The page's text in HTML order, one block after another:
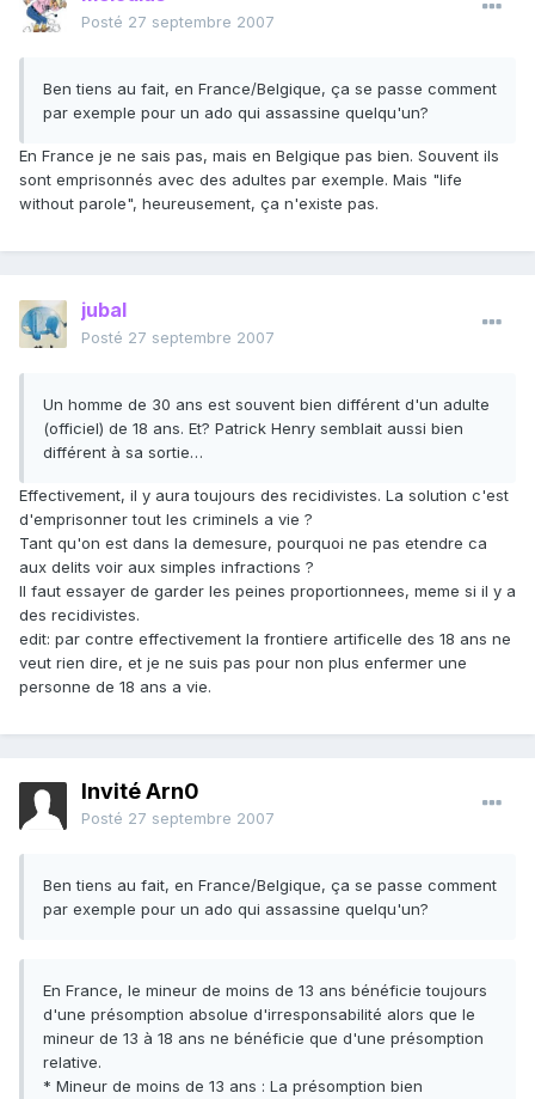
Posté 27 septembre 2007
Ben tiens au fait, en France/Belgique, ça se passe comment
par exemple pour un ado qui assassine quelqu'un?
En France je ne sais pas, mais en Belgique pas bien. Souvent ils
sont emprisonnés avec des adultes par exemple. Mais "life
without parole", heureusement, ça n'existe pas.
jubal
Posté 27 septembre 2007
Un homme de 30 ans est souvent bien différent d'un adulte
(officiel) de 18 ans. Et? Patrick Henry semblait aussi bien
différent à sa sortie…
Effectivement, il y aura toujours des recidivistes. La solution c'est
d'emprisonner tout les criminels a vie ?
Tant qu'on est dans la demesure, pourquoi ne pas etendre ca
aux delits voir aux simples infractions ?
Il faut essayer de garder les peines proportionnees, meme si il y a
des recidivistes.
edit: par contre effectivement la frontiere artificelle des 18 ans ne
veut rien dire, et je ne suis pas pour non plus enfermer une
personne de 18 ans a vie.
Invité Arn0
Posté 27 septembre 2007
Ben tiens au fait, en France/Belgique, ça se passe comment
par exemple pour un ado qui assassine quelqu'un?
En France, le mineur de moins de 13 ans bénéficie toujours
d'une présomption absolue d'irresponsabilité alors que le
mineur de 13 à 18 ans ne bénéficie que d'une présomption
relative.
* Mineur de moins de 13 ans : La présomption bien